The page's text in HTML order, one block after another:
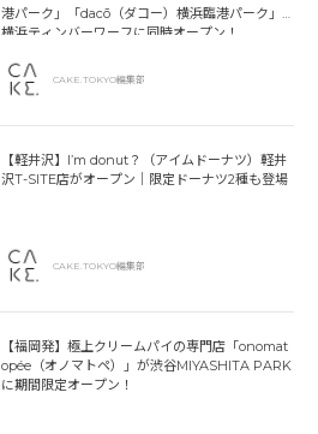
港パーク」「dacō（ダコー）横浜臨港パーク」
横浜ティンバーワーフに同時オープン！
CAKE.TOKYO編集部
【軽井沢】I’m donut？（アイムドーナツ）軽井
沢T-SITE店がオープン｜限定ドーナツ2種も登場
CAKE.TOKYO編集部
【福岡発】極上クリームパイの専門店「onomat
opée（オノマトペ）」が渋谷MIYASHITA PARK
に期間限定オープン！